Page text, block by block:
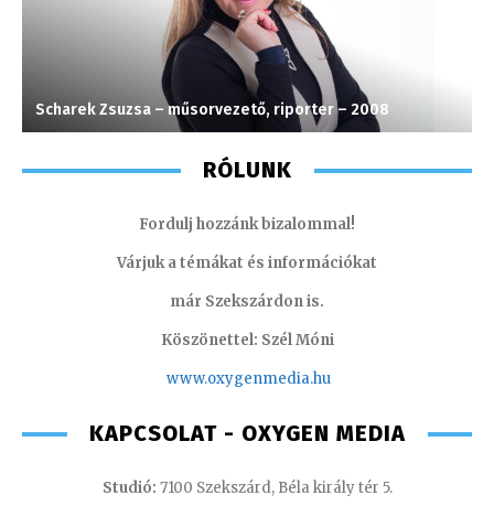
Scharek Zsuzsa – műsorvezető, riporter – 2008
RÓLUNK
Fordulj hozzánk bizalommal!
Várjuk a témákat és információkat
már Szekszárdon is.
Köszönettel: Szél Móni
www.oxygenmedia.hu
KAPCSOLAT - OXYGEN MEDIA
Studió: 7100 Szekszárd, Béla király tér 5.